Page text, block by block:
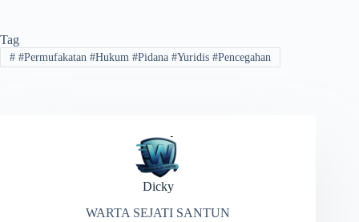
Tag
##Permufakatan #Hukum #Pidana #Yuridis #Pencegahan
Dicky
WARTA SEJATI SANTUN